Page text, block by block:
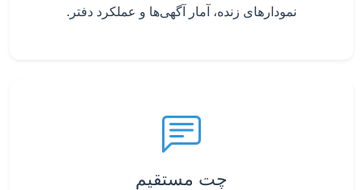
نمودارهای زنده، آمار آگهی‌ها و عملکرد دفتر.
چت مستقیم